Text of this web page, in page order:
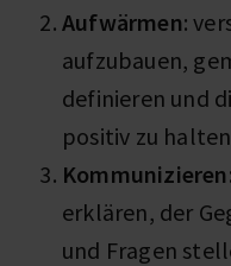
Aufwärmen:
aufzubauen,
definieren und
positiv zu
Kommunizieren
erklären, der
und Fragen